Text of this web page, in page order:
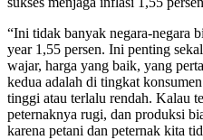
“Ini tidak banyak negara-negara
year 1,55 persen. Ini penting
wajar, harga yang baik, yang
kedua adalah di tingkat
tinggi atau terlalu rendah. Kalau
peternaknya rugi, dan produksi
karena petani dan peternak kita